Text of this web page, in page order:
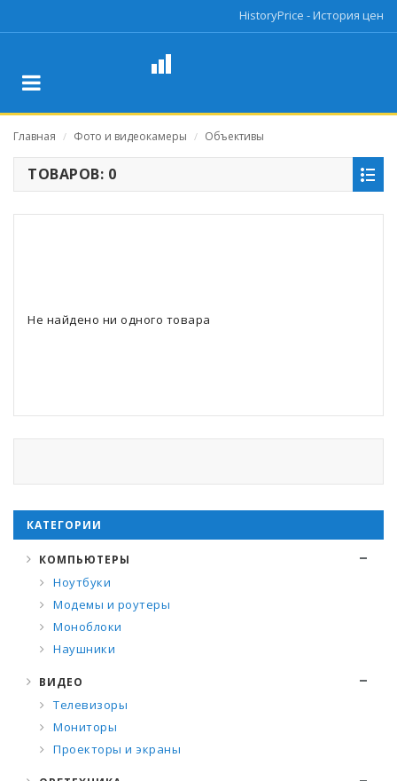
HistoryPrice - История цен
Главная / Фото и видеокамеры / Объективы
ТОВАРОВ: 0
Не найдено ни одного товара
КАТЕГОРИИ
КОМПЬЮТЕРЫ
Ноутбуки
Модемы и роутеры
Моноблоки
Наушники
ВИДЕО
Телевизоры
Мониторы
Проекторы и экраны